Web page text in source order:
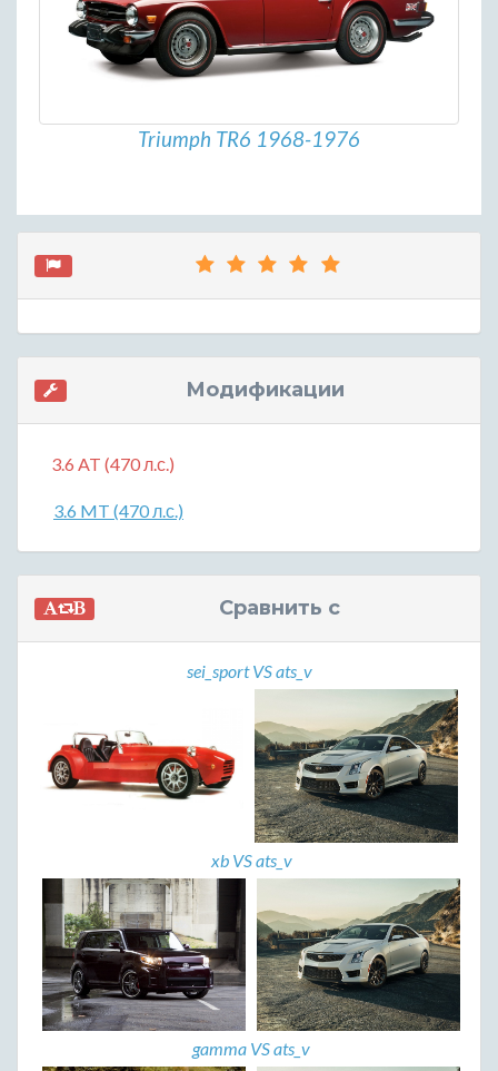
Triumph TR6 1968-1976
Модификации
3.6 AT (470 л.с.)
3.6 MT (470 л.с.)
Сравнить с
sei_sport VS ats_v
xb VS ats_v
gamma VS ats_v